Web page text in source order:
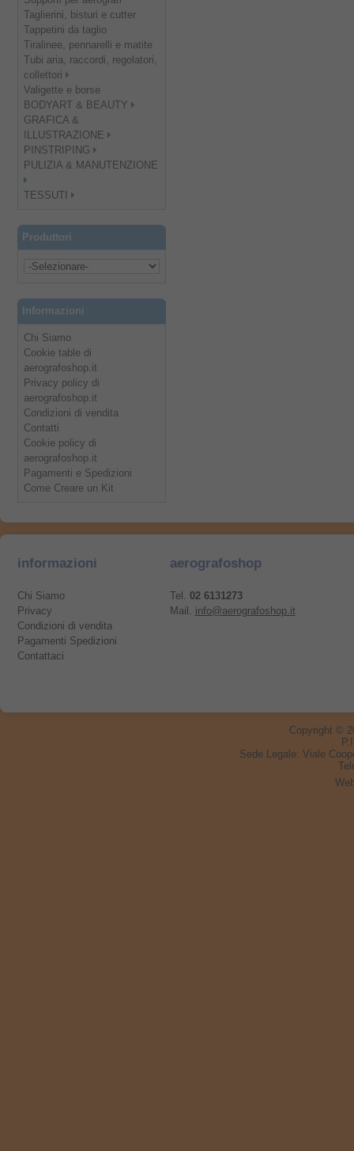
Taglierini, bisturi e cutter
Tappetini da taglio
Tiralinee, pennarelli e matite
Tubi aria, raccordi, regolatori,
collettori
Valigette e borse
BODYART & BEAUTY
GRAFICA &
ILLUSTRAZIONE
PINSTRIPING
PULIZIA & MANUTENZIONE
TESSUTI
Produttori
Informazioni
Chi Siamo
Cookie table di
aerografoshop.it
Privacy policy di
aerografoshop.it
Condizioni di vendita
Contatti
Cookie policy di
aerografoshop.it
Pagamenti e Spedizioni
Come Creare un Kit
informazioni
Chi Siamo
Privacy
Condizioni di vendita
Pagamenti Spedizioni
Contattaci
aerografoshop
Tel. 02 6131273
Mail. info@aerografoshop.it
Copyright ©
Sede Legale: Viale